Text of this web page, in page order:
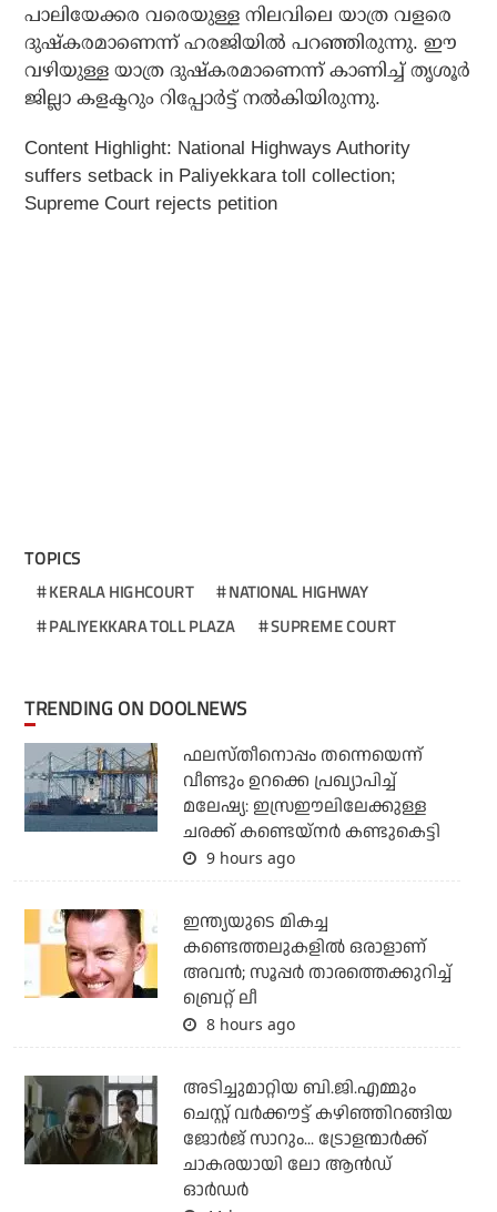
പാലിയേക്കര വരെയുള്ള നിലവിലെ യാത്ര വളരെ
ദുഷ്‌കരമാണെന്ന് ഹരജിയില്‍ പറഞ്ഞിരുന്നു. ഈ
വഴിയുള്ള യാത്ര ദുഷ്‌കരമാണെന്ന് കാണിച്ച് തൃശൂര്‍
ജില്ലാ കളക്ടറും റിപ്പോര്‍ട്ട് നല്‍കിയിരുന്നു.
Content Highlight: National Highways Authority
suffers setback in Paliyekkara toll collection;
Supreme Court rejects petition
TOPICS
KERALA HIGHCOURT
NATIONAL HIGHWAY
PALIYEKKARA TOLL PLAZA
SUPREME COURT
TRENDING ON DOOLNEWS
ഫലസ്തീനൊപ്പം തന്നെയെന്ന്
വീണ്ടും ഉറക്കെ പ്രഖ്യാപിച്ച്
മലേഷ്യ: ഇസ്രഈലിലേക്കുള്ള
ചരക്ക് കണ്ടെയ്‌നര്‍ കണ്ടുകെട്ടി
9 hours ago
ഇന്ത്യയുടെ മികച്ച
കണ്ടെത്തലുകളില്‍ ഒരാളാണ്
അവന്‍; സൂപ്പര്‍ താരത്തെക്കുറിച്ച്
ബ്രെറ്റ് ലീ
8 hours ago
അടിച്ചുമാറ്റിയ ബി.ജി.എമ്മും
ചെസ്റ്റ് വര്‍ക്കൗട്ട് കഴിഞ്ഞിറങ്ങിയ
ജോര്‍ജ് സാറും... ട്രോളന്മാര്‍ക്ക്
ചാകരയായി ലോ ആന്‍ഡ്
ഓര്‍ഡര്‍